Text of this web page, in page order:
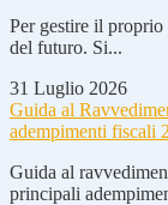
Per gestire il proprio
del futuro. Si...
31 Luglio 2026
Guida al
adempimenti fiscali
Guida al
principali